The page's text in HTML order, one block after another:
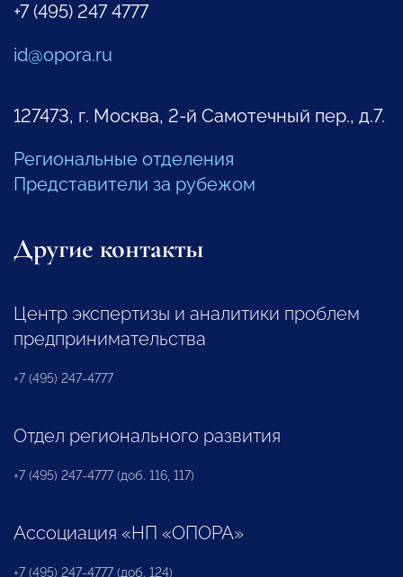
+7 (495) 247 4777
id@opora.ru
127473, г. Москва, 2-й Самотечный пер., д.7.
Региональные отделения
Представители за рубежом
Другие контакты
Центр экспертизы и аналитики проблем
предпринимательства
+7 (495) 247-4777
Отдел регионального развития
+7 (495) 247-4777 (доб. 116, 117)
Ассоциация «НП «ОПОРА»
+7 (495) 247-4777 (доб. 124)